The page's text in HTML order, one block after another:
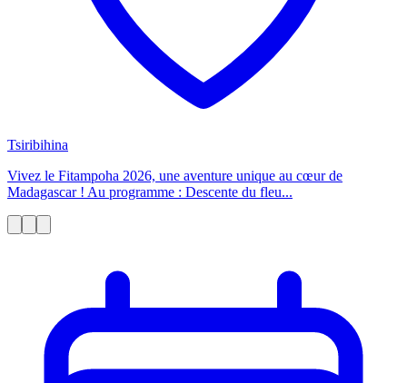
Tsiribihina
Vivez le Fitampoha 2026, une aventure unique au cœur de
Madagascar ! Au programme : Descente du fleu...